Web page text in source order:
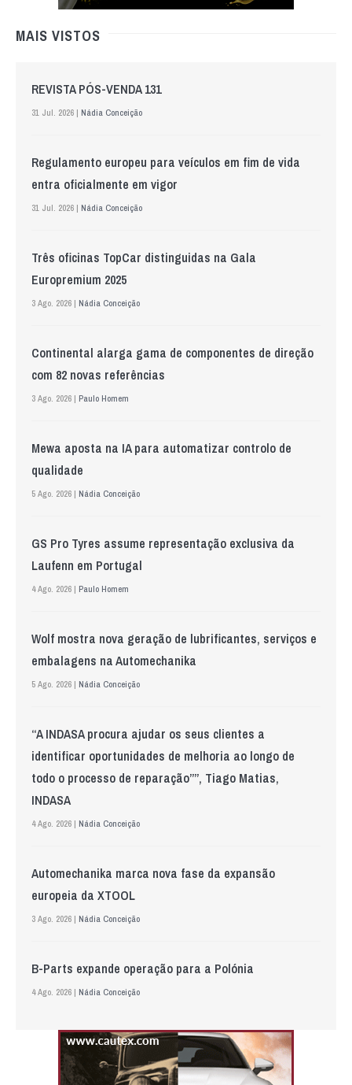
MAIS VISTOS
REVISTA PÓS-VENDA 131
31 Jul. 2026 | Nádia Conceição
Regulamento europeu para veículos em fim de vida
entra oficialmente em vigor
31 Jul. 2026 | Nádia Conceição
Três oficinas TopCar distinguidas na Gala
Europremium 2025
3 Ago. 2026 | Nádia Conceição
Continental alarga gama de componentes de direção
com 82 novas referências
3 Ago. 2026 | Paulo Homem
Mewa aposta na IA para automatizar controlo de
qualidade
5 Ago. 2026 | Nádia Conceição
GS Pro Tyres assume representação exclusiva da
Laufenn em Portugal
4 Ago. 2026 | Paulo Homem
Wolf mostra nova geração de lubrificantes, serviços e
embalagens na Automechanika
5 Ago. 2026 | Nádia Conceição
“A INDASA procura ajudar os seus clientes a
identificar oportunidades de melhoria ao longo de
todo o processo de reparação””, Tiago Matias,
INDASA
4 Ago. 2026 | Nádia Conceição
Automechanika marca nova fase da expansão
europeia da XTOOL
3 Ago. 2026 | Nádia Conceição
B-Parts expande operação para a Polónia
4 Ago. 2026 | Nádia Conceição